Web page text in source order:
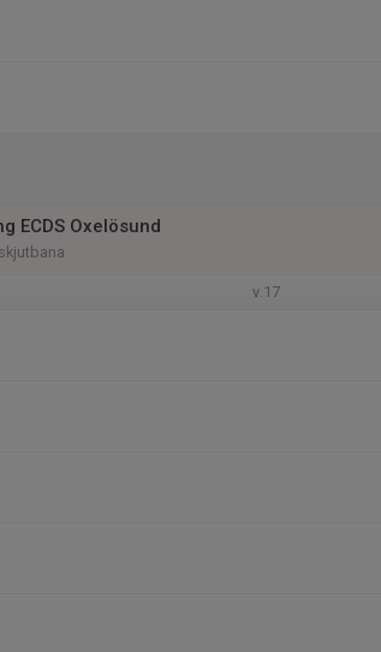
ECDS Oxelösund
v.17